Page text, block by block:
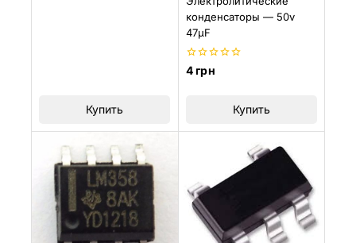
Купить
конденсаторы — 50v
47µF
0
4грн
Купить